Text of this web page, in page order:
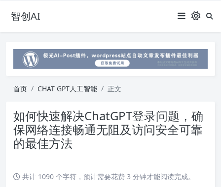
智创AI
首页 CHAT GPT人工智能 正文
如何快速解决ChatGPT登录问题，确
保网络连接畅通无阻及访问安全可靠
的最佳方法
共计 1090 个字符，预计需要花费 3 分钟才能阅读完成。